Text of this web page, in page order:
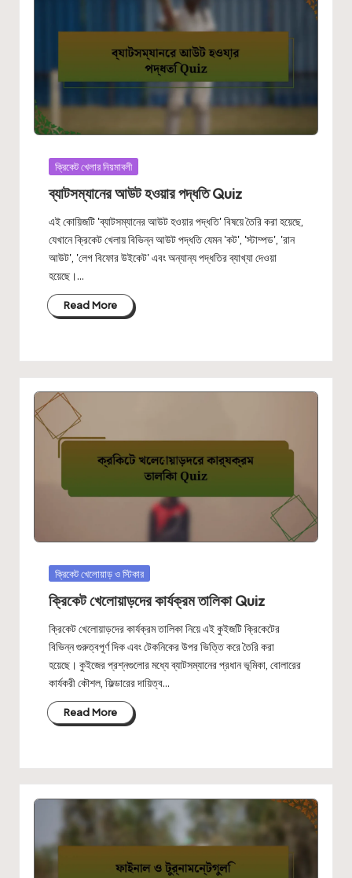
Posted
ক্রিকেট খেলার নিয়মাবলী
ব্যাটসম্যানের আউট হওয়ার পদ্ধতি Quiz
এই কোয়িজটি 'ব্যাটসম্যানের আউট হওয়ার পদ্ধতি' বিষয়ে তৈরি করা হয়েছে,
যেখানে ক্রিকেট খেলায় বিভিন্ন আউট পদ্ধতি যেমন 'কট', 'স্টাম্পড', 'রান
আউট', 'লেগ বিফোর উইকেট' এবং অন্যান্য পদ্ধতির ব্যাখ্যা দেওয়া
হয়েছে।…
Read More
Posted
ক্রিকেট খেলোয়াড় ও স্টিকার
ক্রিকেট খেলোয়াড়দের কার্যক্রম তালিকা Quiz
ক্রিকেট খেলোয়াড়দের কার্যক্রম তালিকা নিয়ে এই কুইজটি ক্রিকেটের
বিভিন্ন গুরুত্বপূর্ণ দিক এবং টেকনিকের উপর ভিত্তি করে তৈরি করা
হয়েছে। কুইজের প্রশ্নগুলোর মধ্যে ব্যাটসম্যানের প্রধান ভূমিকা, বোলারের
কার্যকরী কৌশল, ফিল্ডারের দায়িত্ব…
Read More